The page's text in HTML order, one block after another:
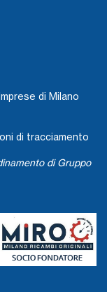
di Milano
di tracciamento
di Gruppo